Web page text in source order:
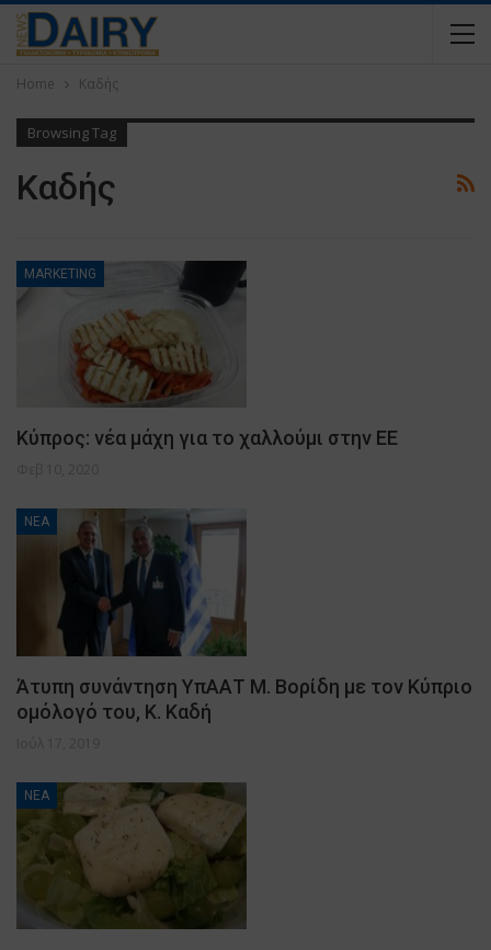
Home Καδής
Browsing Tag
Καδής
MARKETING
Κύπρος: νέα μάχη για το χαλλούμι στην ΕΕ
Φεβ 10, 2020
ΝΕΑ
Άτυπη συνάντηση ΥπΑΑΤ Μ. Βορίδη με τον Κύπριο
ομόλογό του, Κ. Καδή
Ιούλ 17, 2019
ΝΕΑ